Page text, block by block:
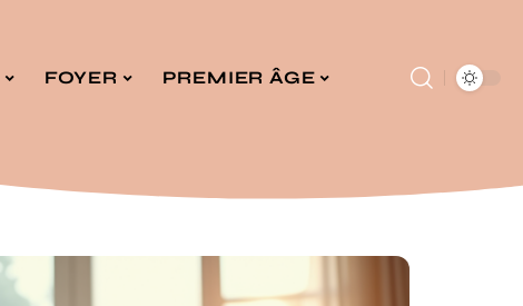
FOYER PREMIER ÂGE